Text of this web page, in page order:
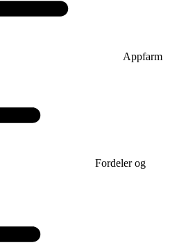
Appfarm
Fordeler og